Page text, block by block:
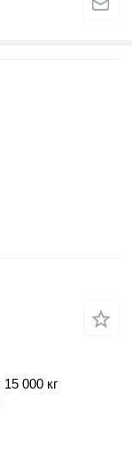
15 000 кг